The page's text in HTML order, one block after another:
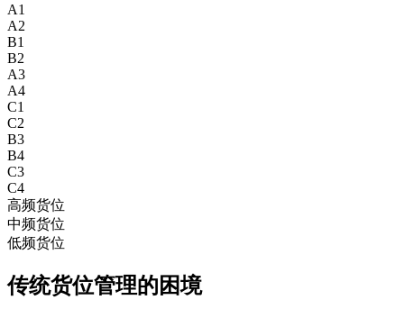
A1
A2
B1
B2
A3
A4
C1
C2
B3
B4
C3
C4
高频货位
中频货位
低频货位
传统货位管理的困境